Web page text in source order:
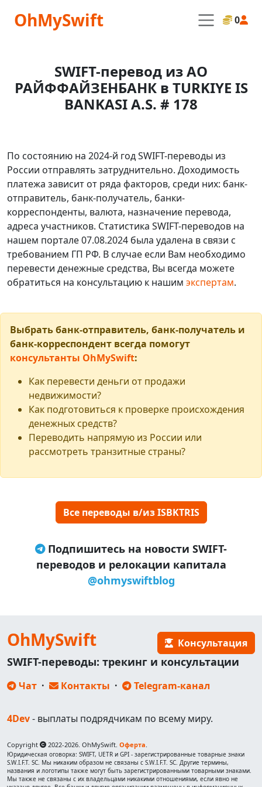
OhMySwift 0
SWIFT-перевод из АО
РАЙФФАЙЗЕНБАНК в TURKIYE IS
BANKASI A.S. # 178
По состоянию на 2024-й год SWIFT-переводы из
России отправлять затруднительно. Доходимость
платежа зависит от ряда факторов, среди них: банк-
отправитель, банк-получатель, банки-
корреспонденты, валюта, назначение перевода,
адреса участников. Статистика SWIFT-переводов на
нашем портале 07.08.2024 была удалена в связи с
требованием ГП РФ. В случае если Вам необходимо
перевести денежные средства, Вы всегда можете
обратиться на консультацию к нашим экспертам.
Выбрать банк-отправитель, банк-получатель и
банк-корреспондент всегда помогут
консультанты OhMySwift:
Как перевести деньги от продажи
недвижимости?
Как подготовиться к проверке происхождения
денежных средств?
Переводить напрямую из России или
рассмотреть транзитные страны?
Все переводы в/из ISBKTRIS
Подпишитесь на новости SWIFT-
переводов и релокации капитала
@ohmyswiftblog
OhMySwift Консультация
SWIFT-переводы: трекинг и консультации
Чат · Контакты · Telegram-канал
4Dev- выплаты подрядчикам по всему миру.
Copyright 2022-2026. OhMySwift. Оферта.
Юридическая оговорка: SWIFT, UETR и GPI - зарегистрированные товарные знаки
S.W.I.F.T. SC. Мы никаким образом не связаны с S.W.I.F.T. SC. Другие термины,
названия и логотипы также могут быть зарегистрированными товарными знаками.
Мы также не связаны с их владельцами никакими отношениями, если явно не